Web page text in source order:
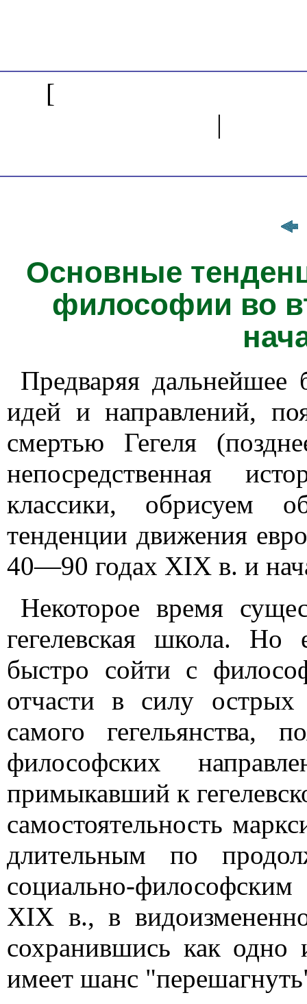
[
|
Основные
философии во
Предваряя дальнейшее
идей и направлений,
смертью Гегеля
непосредственная
классики, обрисуем
тенденции движения
40—90 годах XIX в. и
Некоторое время
гегелевская школа.
быстро сойти с
отчасти в силу острых
самого гегельянства,
философских
примыкавший к
самостоятельность
длительным по
социально-
XIX в., в
сохранившись как
имеет шанс